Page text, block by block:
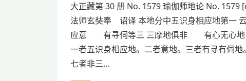
大正藏第 30 册 No. 1579 瑜伽师地论 No.
法师玄奘奉 诏译 本地分中五识身相应地第一
应意 有寻伺等三 三摩地俱非 有心无心
一者五识身相应地。二者意地。三者有寻有伺
七者非三…